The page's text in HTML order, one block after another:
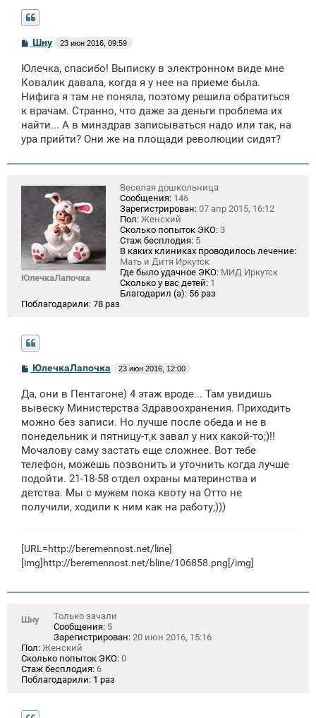
С
б
щ
н
и
Шну 23 июн 2016, 09:59
Юлечка, спасибо! Выписку в электронном виде мне
Ковалик давала, когда я у нее на приеме была.
Нифига я там не поняла, поэтому решила обратиться
к врачам. Странно, что даже за деньги проблема их
найти... А в минздрав записываться надо или так, на
ура прийти? Они же на площади революции сидят?
ЮлечкаЛапочка
Веселая дошкольница
Сообщения: 146
Зарегистрирован: 07 апр 2015, 16:12
Пол: Женский
Сколько попыток ЭКО: 3
Стаж бесплодия: 5
В каких клиниках проводилось лечение:
Мать и Дитя Иркутск
Где было удачное ЭКО: МИД Иркутск
Сколько у вас детей: 1
Благодарил (а): 56 раз
Поблагодарили: 78 раз
С
б
щ
н
и
е
ЮлечкаЛапочка 23 июн 2016, 12:00
Да, они в Пентагоне) 4 этаж вроде... Там увидишь
вывеску Министерства Здравоохранения. Приходить
можно без записи. Но лучше после обеда и не в
понедельник и пятницу-т,к завал у них какой-то;)!!
Мочалову саму застать еще сложнее. Вот тебе
телефон, можешь позвонить и уточнить когда лучше
подойти. 21-18-58 отдел охраны материнства и
детства. Мы с мужем пока квоту на Отто не
получили, ходили к ним как на работу;)))
[URL=http://beremennost.net/line]
[img]http://beremennost.net/bline/106858.png[/img]
Шну
Только зачали
Сообщения: 5
Зарегистрирован: 20 июн 2016, 15:16
Пол: Женский
Сколько попыток ЭКО: 0
Стаж бесплодия: 6
Поблагодарили: 1 раз